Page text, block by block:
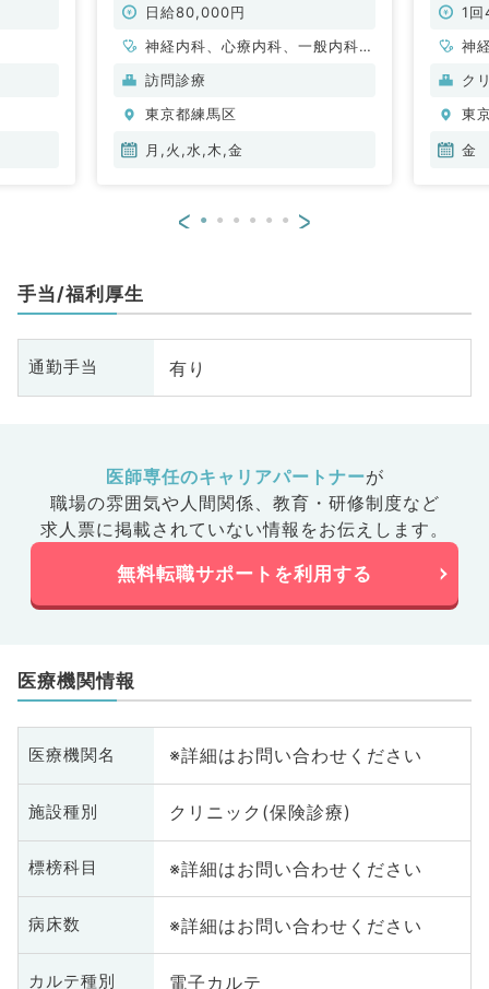
日給80,000円
神経内科、心療内科、一般内科、
循環器内科、呼吸器内科、消化器
科、老年内科、膠原病科
訪問診療
東京都練馬区
月,火,水,木,金
経内科
1
神
ク
東
金
< >
手当/福利厚生
通勤手当 有り
医師専任のキャリアパートナーが
職場の雰囲気や人間関係、 教育・研修制度など
求人票に掲載されていない情報をお伝えします。
無料転職サポートを利用する
医療機関情報
医療機関名 ※詳細はお問い合わせください
施設種別 クリニック(保険診療)
標榜科目 ※詳細はお問い合わせください
病床数 ※詳細はお問い合わせください
カルテ種別 電子カルテ